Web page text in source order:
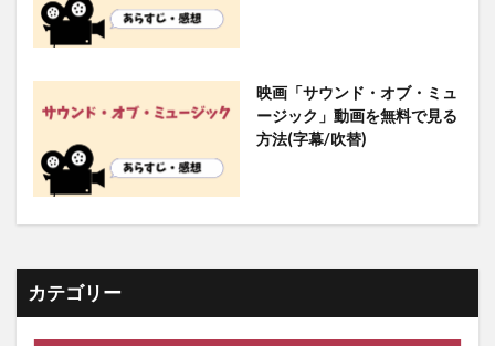
映画「サウンド・オブ・ミュ
ージック」動画を無料で見る
方法(字幕/吹替)
カテゴリー